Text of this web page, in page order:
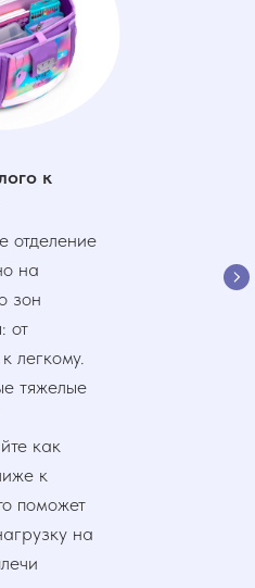
к
отделение
на
зон
от
легкому.
тяжелые
как
к
поможет
на